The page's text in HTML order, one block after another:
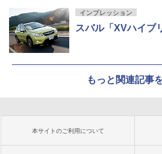
インプレッション
スバル「XVハイブ
もっと関連記事
本サイトのご利用について